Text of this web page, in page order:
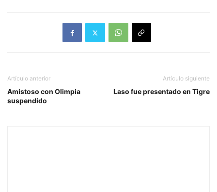
Artículo anterior
Amistoso con Olimpia
suspendido
Artículo siguiente
Laso fue presentado en Tigre